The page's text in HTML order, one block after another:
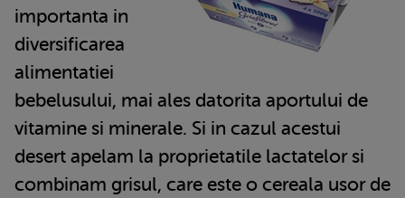
importanta in
diversificarea
alimentatiei
bebelusului, mai ales datorita aportului de
vitamine si minerale. Si in cazul acestui
desert apelam la proprietatile lactatelor si
combinam grisul, care este o cereala usor de